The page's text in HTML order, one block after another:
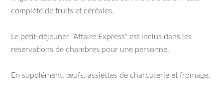
complété de fruits et céréales.
Le petit-déjeuner "Affaire Express" est inclus dans les
reservations de chambres pour une personne.
En supplément, œufs, assiettes de charcuterie et fromage.